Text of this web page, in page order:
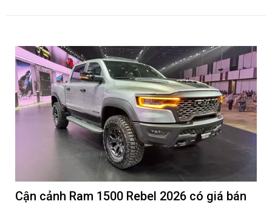
Cận cảnh Ram 1500 Rebel 2026 có giá bán